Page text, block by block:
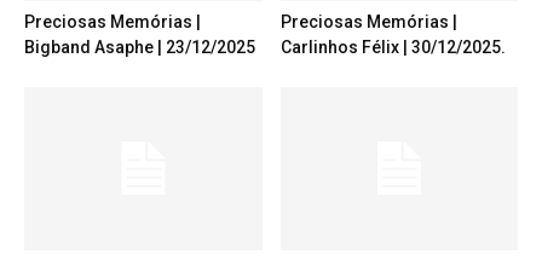
Preciosas Memórias |
Bigband Asaphe | 23/12/2025
Preciosas Memórias |
Carlinhos Félix | 30/12/2025.